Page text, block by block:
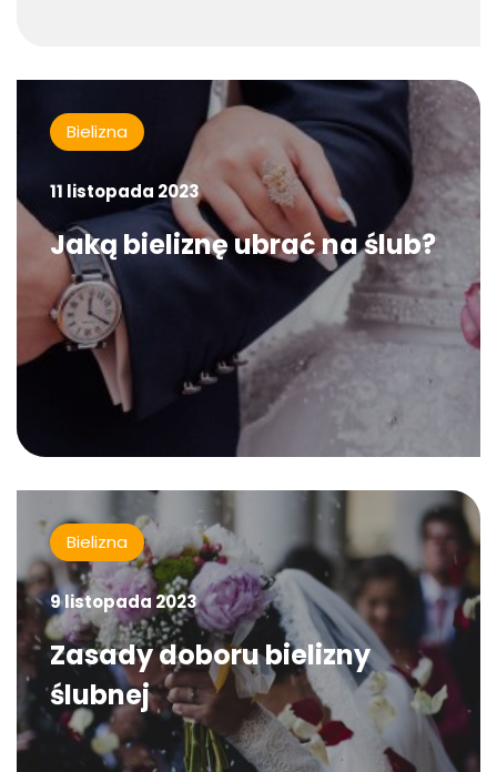
Bielizna
11 listopada 2023
Jaką bieliznę ubrać na ślub?
Bielizna
9 listopada 2023
Zasady doboru bielizny
ślubnej